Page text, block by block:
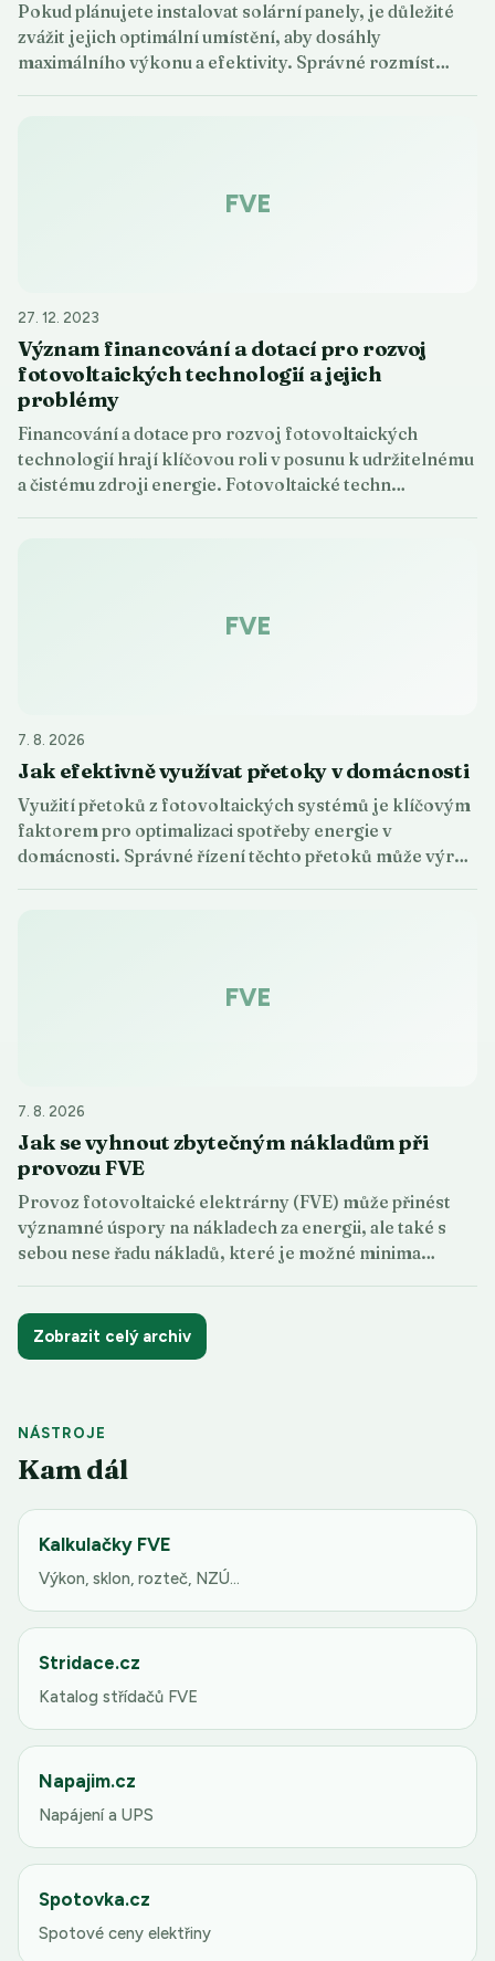
Pokud plánujete instalovat solární panely, je důležité
zvážit jejich optimální umístění, aby dosáhly
maximálního výkonu a efektivity. Správné rozmíst…
FVE
27. 12. 2023
Význam financování a dotací pro rozvoj
fotovoltaických technologií a jejich
problémy
Financování a dotace pro rozvoj fotovoltaických
technologií hrají klíčovou roli v posunu k udržitelnému
a čistému zdroji energie. Fotovoltaické techn…
FVE
7. 8. 2026
Jak efektivně využívat přetoky v domácnosti
Využití přetoků z fotovoltaických systémů je klíčovým
faktorem pro optimalizaci spotřeby energie v
domácnosti. Správné řízení těchto přetoků může výr…
FVE
7. 8. 2026
Jak se vyhnout zbytečným nákladům při
provozu FVE
Provoz fotovoltaické elektrárny (FVE) může přinést
významné úspory na nákladech za energii, ale také s
sebou nese řadu nákladů, které je možné minima…
Zobrazit celý archiv
NÁSTROJE
Kam dál
Kalkulačky FVE
Výkon, sklon, rozteč, NZÚ…
Stridace.cz
Katalog střídačů FVE
Napajim.cz
Napájení a UPS
Spotovka.cz
Spotové ceny elektřiny